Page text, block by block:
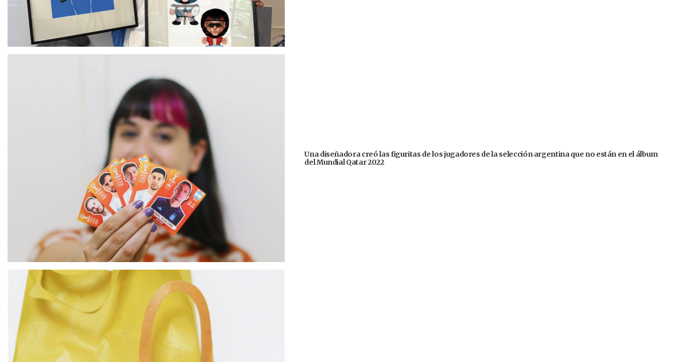
Una diseñadora creó las figuritas de los jugadores de la selección argentina que no están en el álbum
del Mundial Qatar 2022